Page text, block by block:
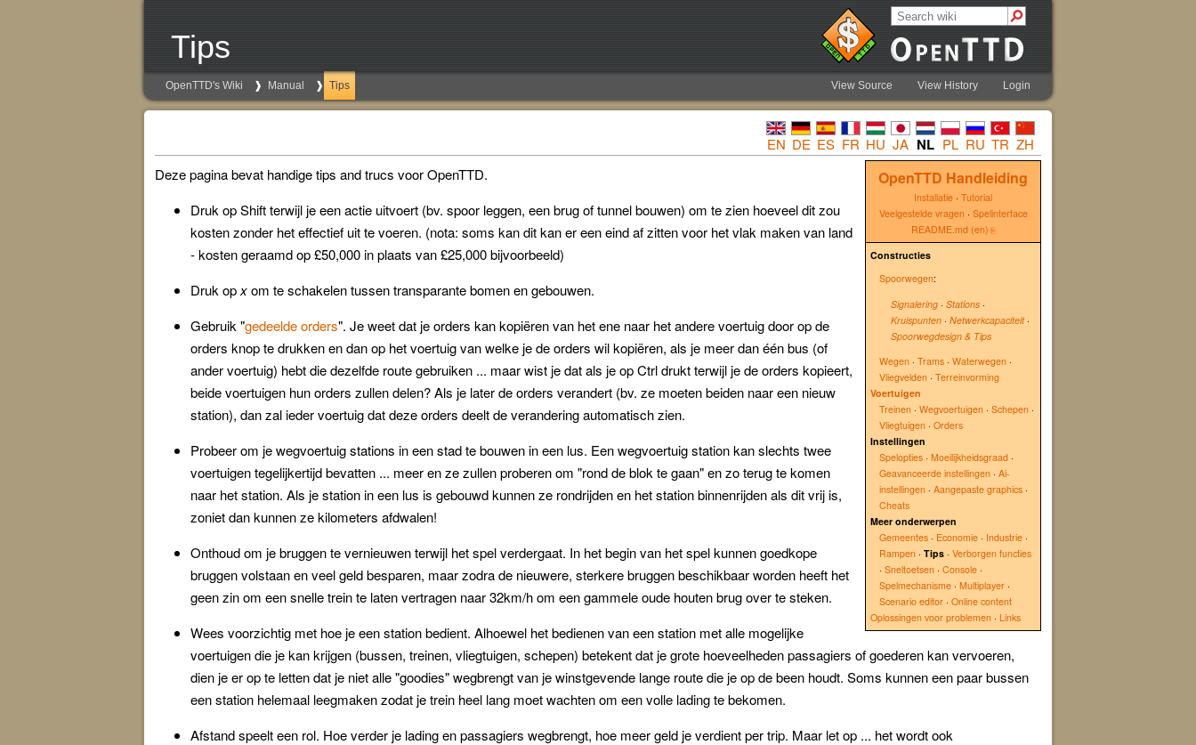
Tips
OpenTTD's Wiki Manual Tips View Source View History Login
EN DE ES FR HU JA NL PL RU TR ZH
OpenTTD Handleiding
Installatie · Tutorial
Veelgestelde vragen · Spelinterface
README.md (en)
Constructies
Spoorwegen:
Signalering · Stations ·
Kruispunten · Netwerkcapaciteit·
Spoorwegdesign & Tips
Wegen · Trams · Waterwegen ·
Vliegvelden · Terreinvorming
Voertuigen
Treinen · Wegvoertuigen · Schepen ·
Vliegtuigen · Orders
Instellingen
Spelopties · Moeilijkheidsgraad ·
Geavanceerde instellingen · Ai-
instellingen · Aangepaste graphics ·
Cheats
Meer onderwerpen
Gemeentes · Economie · Industrie ·
Rampen · Tips · Verborgen functies
· Sneltoetsen · Console ·
Spelmechanisme · Multiplayer ·
Scenario editor · Online content
Oplossingen voor problemen · Links
Deze pagina bevat handige tips and trucs voor OpenTTD.
Druk op Shift terwijl je een actie uitvoert (bv. spoor leggen, een brug of tunnel bouwen) om te zien hoeveel dit zou
kosten zonder het effectief uit te voeren. (nota: soms kan dit kan er een eind af zitten voor het vlak maken van land
- kosten geraamd op £50,000 in plaats van £25,000 bijvoorbeeld)
Druk opxom te schakelen tussen transparante bomen en gebouwen.
Gebruik "gedeelde orders". Je weet dat je orders kan kopiëren van het ene naar het andere voertuig door op de
orders knop te drukken en dan op het voertuig van welke je de orders wil kopiëren, als je meer dan één bus (of
ander voertuig) hebt die dezelfde route gebruiken ... maar wist je dat als je op Ctrl drukt terwijl je de orders kopieert,
beide voertuigen hun orders zullen delen? Als je later de orders verandert (bv. ze moeten beiden naar een nieuw
station), dan zal ieder voertuig dat deze orders deelt de verandering automatisch zien.
Probeer om je wegvoertuig stations in een stad te bouwen in een lus. Een wegvoertuig station kan slechts twee
voertuigen tegelijkertijd bevatten ... meer en ze zullen proberen om "rond de blok te gaan" en zo terug te komen
naar het station. Als je station in een lus is gebouwd kunnen ze rondrijden en het station binnenrijden als dit vrij is,
zoniet dan kunnen ze kilometers afdwalen!
Onthoud om je bruggen te vernieuwen terwijl het spel verdergaat. In het begin van het spel kunnen goedkope
bruggen volstaan en veel geld besparen, maar zodra de nieuwere, sterkere bruggen beschikbaar worden heeft het
geen zin om een snelle trein te laten vertragen naar 32km/h om een gammele oude houten brug over te steken.
Wees voorzichtig met hoe je een station bedient. Alhoewel het bedienen van een station met alle mogelijke
voertuigen die je kan krijgen (bussen, treinen, vliegtuigen, schepen) betekent dat je grote hoeveelheden passagiers of goederen kan vervoeren,
dien je er op te letten dat je niet alle "goodies" wegbrengt van je winstgevende lange route die je op de been houdt. Soms kunnen een paar bussen
een station helemaal leegmaken zodat je trein heel lang moet wachten om een volle lading te bekomen.
Afstand speelt een rol. Hoe verder je lading en passagiers wegbrengt, hoe meer geld je verdient per trip. Maar let op ... het wordt ook